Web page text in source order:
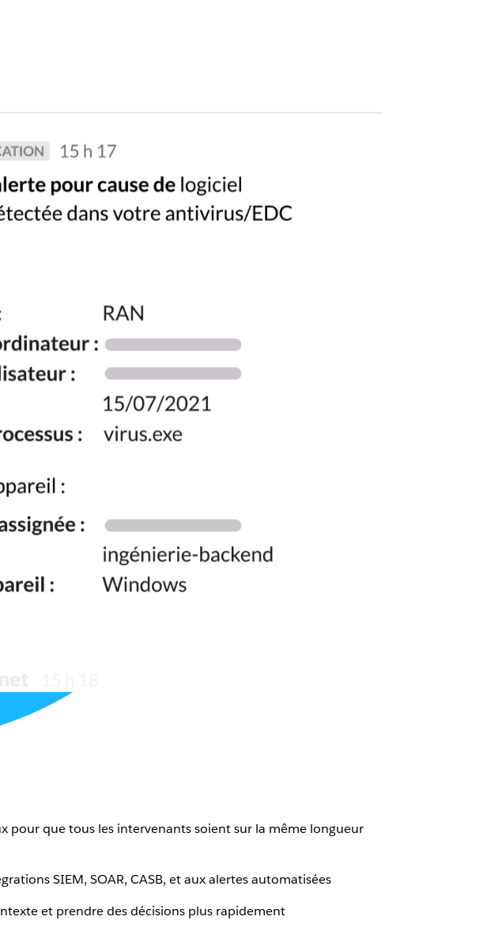
pour que tous les intervenants soient sur la même longueur
SIEM, SOAR, CASB, et aux alertes automatisées
et prendre des décisions plus rapidement